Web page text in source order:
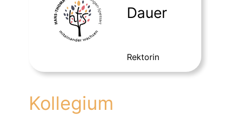
Dauer
Rektorin
Kollegium